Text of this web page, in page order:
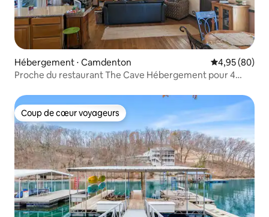
Hébergement ⋅ Camdenton Évaluation
4,95 (80)
Proche du restaurant The Cave Hébergement pour 4
Coup de cœur voyageurs
Coup de cœur voyageurs